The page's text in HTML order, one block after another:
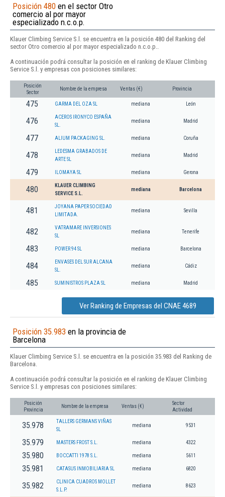
Posición 480 en el sector Otro
comercio al por mayor
especializado n.c.o.p.
Klauer Climbing Service S.l. se encuentra en la posición 480 del Ranking del
sector Otro comercio al por mayor especializado n.c.o.p..
A continuación podrá consultar la posición en el ranking de Klauer Climbing
Service S.l. y empresas con posiciones similares:
Posición
Sector
Nombre de la empresa Ventas (€) Provincia
475 GARMA DEL OZA SL mediana León
476
ACEROS IRONYCO ESPAÑA
SL.
mediana Madrid
477 ALIUM PACKAGING SL. mediana Coruña
478
LEDESMA GRABADOS DE
ARTE SL
mediana Madrid
479 ILOMAYA SL mediana Gerona
480
KLAUER CLIMBING
SERVICE S.L.
mediana Barcelona
481
JOYANA PAPER SOCIEDAD
LIMITADA.
mediana Sevilla
482
VATRAMARE INVERSIONES
SL
mediana Tenerife
483 POWER 94 SL mediana Barcelona
484
ENVASES DEL SUR ALCANA
SL.
mediana Cádiz
485 SUMINISTROS PLAZA SL mediana Madrid
Ver Ranking de Empresas del CNAE 4689
Posición 35.983 en la provincia de
Barcelona
Klauer Climbing Service S.l. se encuentra en la posición 35.983 del Ranking de
Barcelona.
A continuación podrá consultar la posición en el ranking de Klauer Climbing
Service S.l. y empresas con posiciones similares:
Posición
Provincia
Nombre de la empresa Ventas (€)
Sector
Actividad
35.978
TALLERS GERMANS VIÑAS
SL
mediana 9531
35.979 MASTERS FROST S.L. mediana 4322
35.980 BOCCATTI 1978 S.L. mediana 5611
35.981 CATASUS INMOBILIARIA SL mediana 6820
35.982
CLINICA CUADROS MOLLET
S.L.P.
mediana 8623